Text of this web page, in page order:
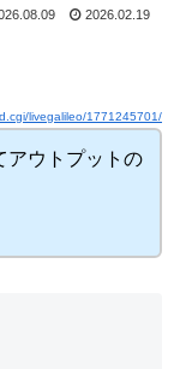
2026.02.19
livegalileo/1771245701/
アウトプットの